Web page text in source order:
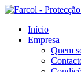
Início
Empresa
Quem